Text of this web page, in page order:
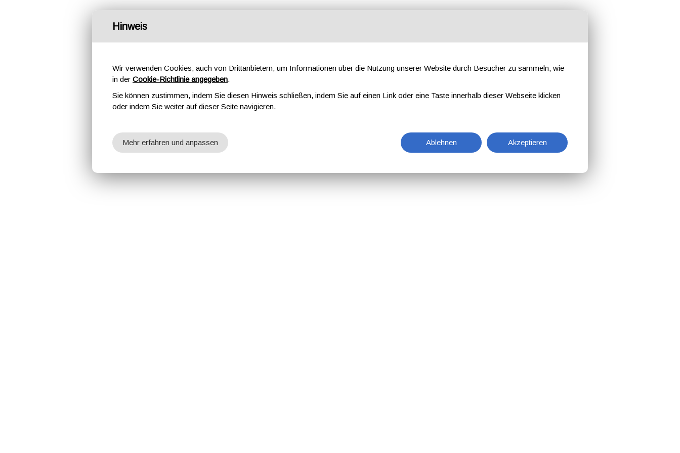
Hinweis
Wir verwenden Cookies, auch von Drittanbietern, um Informationen über die Nutzung unserer Website durch Besucher zu sammeln, wie
in der Cookie-Richtlinie angegeben.
Sie können zustimmen, indem Sie diesen Hinweis schließen, indem Sie auf einen Link oder eine Taste innerhalb dieser Webseite klicken
oder indem Sie weiter auf dieser Seite navigieren.
Ablehnen Akzeptieren
Mehr erfahren und anpassen